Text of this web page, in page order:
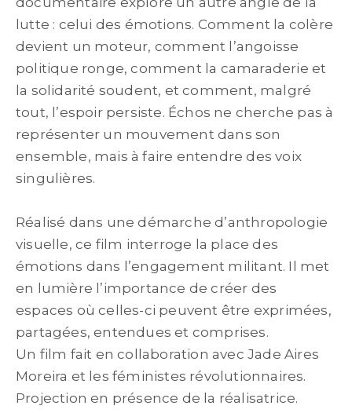
lutte : celui des émotions. Comment la colère
devient un moteur, comment l’angoisse
politique ronge, comment la camaraderie et
la solidarité soudent, et comment, malgré
tout, l’espoir persiste. Échos ne cherche pas à
représenter un mouvement dans son
ensemble, mais à faire entendre des voix
singulières.
Réalisé dans une démarche d’anthropologie
visuelle, ce film interroge la place des
émotions dans l’engagement militant. Il met
en lumière l’importance de créer des
espaces où celles-ci peuvent être exprimées,
partagées, entendues et comprises.
Un film fait en collaboration avec Jade Aires
Moreira et les féministes révolutionnaires.
Projection en présence de la réalisatrice.